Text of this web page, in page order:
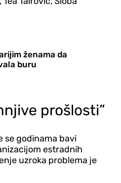
ženama da
buru
prošlosti”
se godinama bavi
estradnih
uzroka problema je